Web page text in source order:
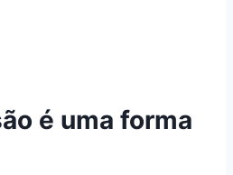
é uma forma